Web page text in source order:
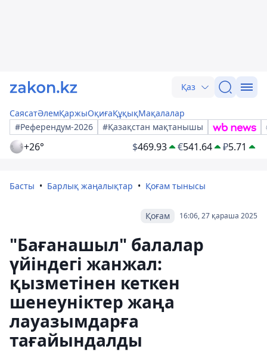
Қаз
СаясатӘлемҚаржыОқиғаҚұқықМақалалар
#Референдум-2026
#Қазақстан мақтанышы
+26° $469.93 €541.64 ₽5.71
Басты Барлық жаңалықтар Қоғам тынысы
16:06, 27 қараша 2025
Қоғам
"Бағанашыл" балалар
үйіндегі жанжал:
қызметінен кеткен
шенеуніктер жаңа
лауазымдарға
тағайындалды